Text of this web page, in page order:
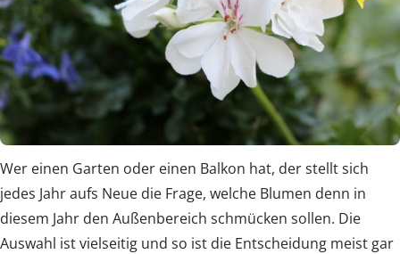
Wer einen Garten oder einen Balkon hat, der stellt sich
jedes Jahr aufs Neue die Frage, welche Blumen denn in
diesem Jahr den Außenbereich schmücken sollen. Die
Auswahl ist vielseitig und so ist die Entscheidung meist gar